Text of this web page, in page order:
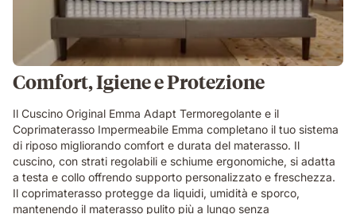
Comfort, Igiene e Protezione
Il Cuscino Original Emma Adapt Termoregolante e il
Coprimaterasso Impermeabile Emma completano il tuo sistema
di riposo migliorando comfort e durata del materasso. Il
cuscino, con strati regolabili e schiume ergonomiche, si adatta
a testa e collo offrendo supporto personalizzato e freschezza.
Il coprimaterasso protegge da liquidi, umidità e sporco,
mantenendo il materasso pulito più a lungo senza